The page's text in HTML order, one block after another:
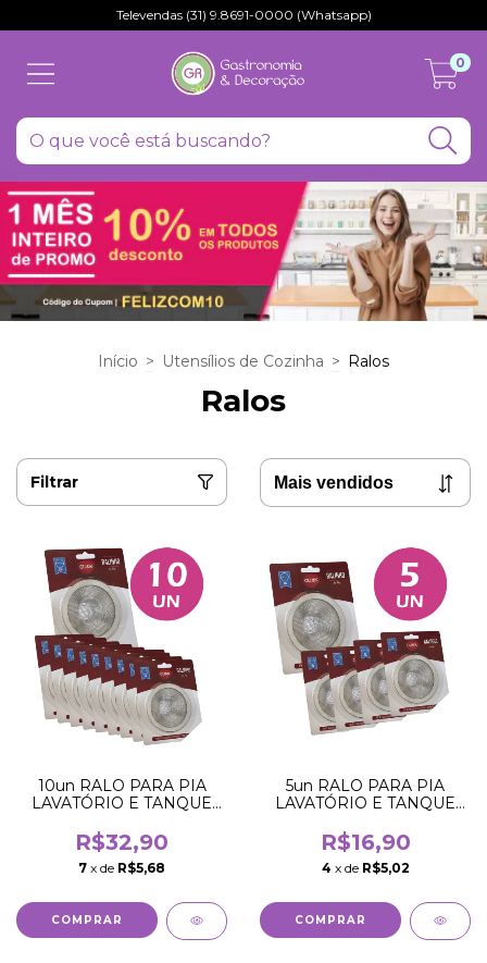
Televendas (31) 9.8691-0000 (Whatsapp)
0
Início > Utensílios de Cozinha > Ralos
Ralos
Filtrar
10un RALO PARA PIA
LAVATÓRIO E TANQUE
INOX
R$32,90
7 x de R$5,68
5un RALO PARA PIA
LAVATÓRIO E TANQUE
INOX
R$16,90
4 x de R$5,02